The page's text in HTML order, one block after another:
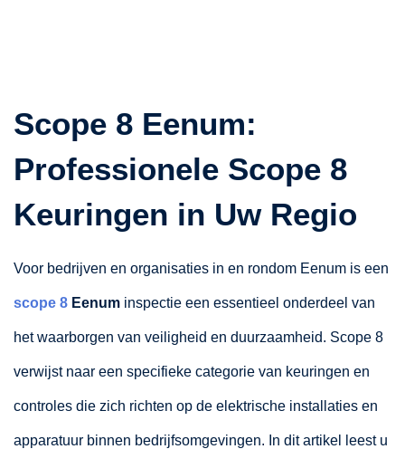
Scope 8 Eenum:
Professionele Scope 8
Keuringen in Uw Regio
Voor bedrijven en organisaties in en rondom Eenum is een
scope 8 Eenum inspectie een essentieel onderdeel van
het waarborgen van veiligheid en duurzaamheid. Scope 8
verwijst naar een specifieke categorie van keuringen en
controles die zich richten op de elektrische installaties en
apparatuur binnen bedrijfsomgevingen. In dit artikel leest u